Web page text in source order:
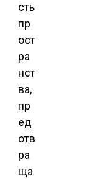
сть
пр
ост
ра
нст
ва,
пр
ед
отв
ра
ща